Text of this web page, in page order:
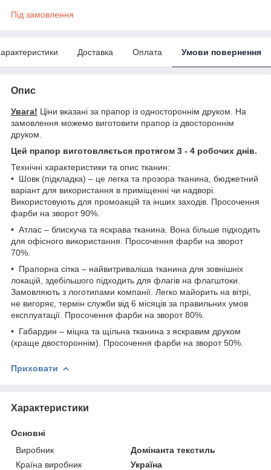
Під замовлення
Доставка Оплата Умови повернення
Опис
Увага! Ціни вказані за прапор із одностороннім друком. На
замовлення можемо виготовити прапор із двостороннім
друком.
Цей прапор виготовляється протягом 3 - 4 робочих днів.
Технічні характеристики та опис тканин:
• Шовк (підкладка) – це легка та прозора тканина, бюджетний
варіант для використання в приміщенні чи надворі.
Використовують для промоакцій та інших заходів. Просочення
фарби на зворот 90%.
• Атлас – блискуча та яскрава тканина. Вона більше підходить
для офісного використання. Просочення фарби на зворот
70%.
• Прапорна сітка – найвитриваліша тканина для зовнішніх
локацій, здебільшого підходить для флагів на флагштоки.
Замовляють з логотипами компанії. Легко майорить на вітрі,
не вигоряє, термін служби від 6 місяців за правильних умов
експлуатації. Просочення фарби на зворот 80%.
• Габардин – міцна та щільна тканина з яскравим друком
(краще двостороннім). Просочення фарби на зворот 50%.
Приховати
Характеристики
Основні
Виробник
Домінанта текстиль
Країна виробник
Україна